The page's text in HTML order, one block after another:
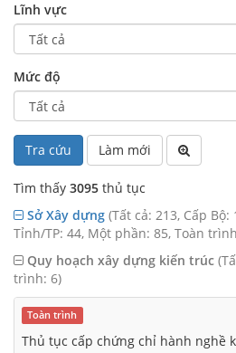
Lĩnh vực
Mức độ
Tra cứu Làm mới
Tìm thấy 3095 thủ tục
Sở Xây dựng (Tất cả: 213, Cấp Bộ:
Tỉnh/TP: 44, Một phần: 85, Toàn
Quy hoạch xây dựng kiến trúc
trình: 6)
Toàn trình
Thủ tục cấp chứng chỉ hành nghề